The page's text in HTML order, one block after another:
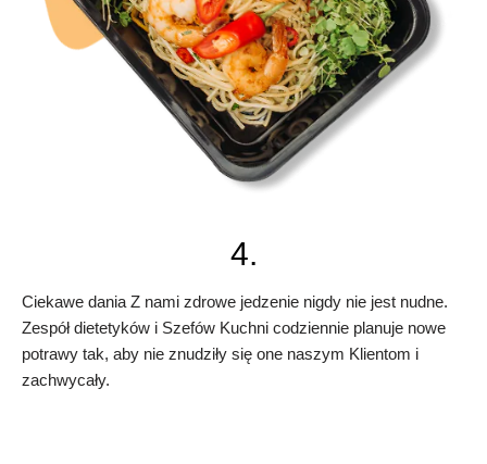
4.
Ciekawe dania Z nami zdrowe jedzenie nigdy nie jest nudne.
Zespół dietetyków i Szefów Kuchni codziennie planuje nowe
potrawy tak, aby nie znudziły się one naszym Klientom i
zachwycały.